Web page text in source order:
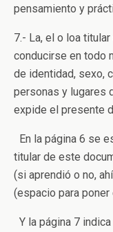
pensamiento y
7.- La, el o loa
conducirse en todo
de identidad, sexo,
personas y lugares
expide el presente
En la página 6 se
titular de este
(si aprendió o no,
(espacio para poner
Y la página 7